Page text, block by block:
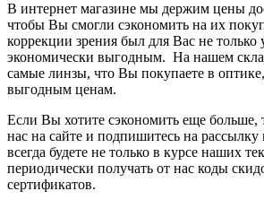
В интернет магазине мы держим цены
чтобы Вы смогли сэкономить на их
коррекции зрения был для Вас не
экономически выгодным. На нашем
самые линзы, что Вы покупаете в
выгодным ценам.
Если Вы хотите сэкономить еще больше,
нас на сайте и подпишитесь на
всегда будете не только в курсе наших
периодически получать от нас коды
сертификатов.